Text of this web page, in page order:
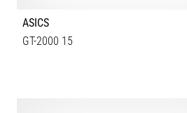
ASICS
GT-2000 15